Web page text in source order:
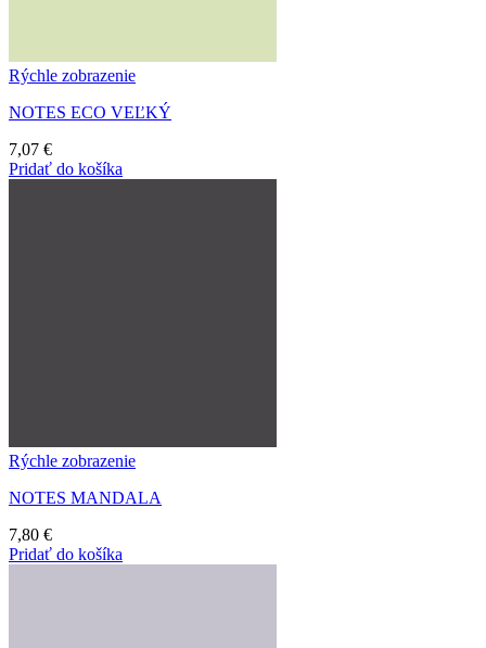
Rýchle zobrazenie
NOTES ECO VEĽKÝ
7,07 €
Pridať do košíka
Rýchle zobrazenie
NOTES MANDALA
7,80 €
Pridať do košíka